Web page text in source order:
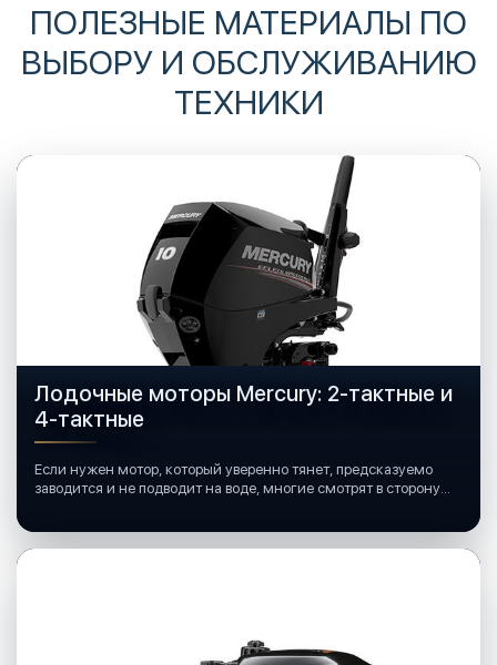
ПОЛЕЗНЫЕ МАТЕРИАЛЫ ПО
ВЫБОРУ И ОБСЛУЖИВАНИЮ
ТЕХНИКИ
Лодочные моторы Mercury: 2-тактные и
4-тактные
Если нужен мотор, который уверенно тянет, предсказуемо
заводится и не подводит на воде, многие смотрят в сторону